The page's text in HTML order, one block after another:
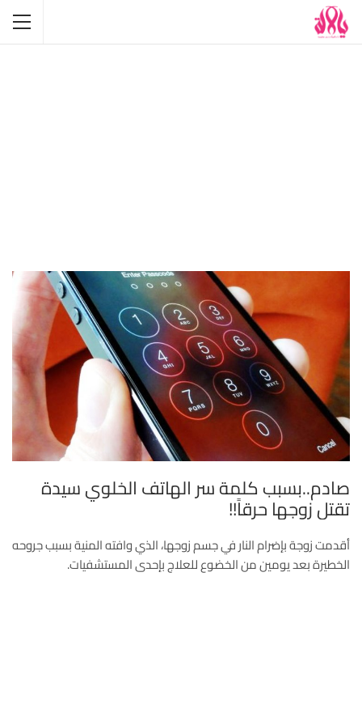
صادم..بسبب كلمة سر الهاتف الخلوي سيدة
تقتل زوجها حرقاً!!
أقدمت زوجة بإضرام النار في جسم زوجها، الذي وافته المنية بسبب جروحه
الخطيرة بعد يومين من الخضوع للعلاج بإحدى المستشفيات.